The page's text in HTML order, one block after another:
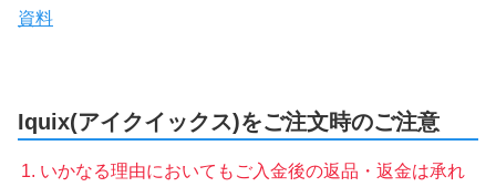
資料
Iquix(アイクイックス)をご注文時のご注意
いかなる理由においてもご入金後の返品・返金は承れ